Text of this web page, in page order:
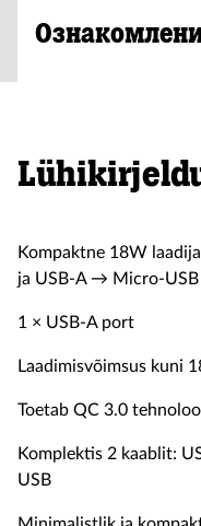
Kompaktne 18W
ja USB-A → Micro-USB
1 × USB-A port
Laadimisvõimsus kuni
Toetab QC 3.0
Komplektis 2 kaablit:
USB